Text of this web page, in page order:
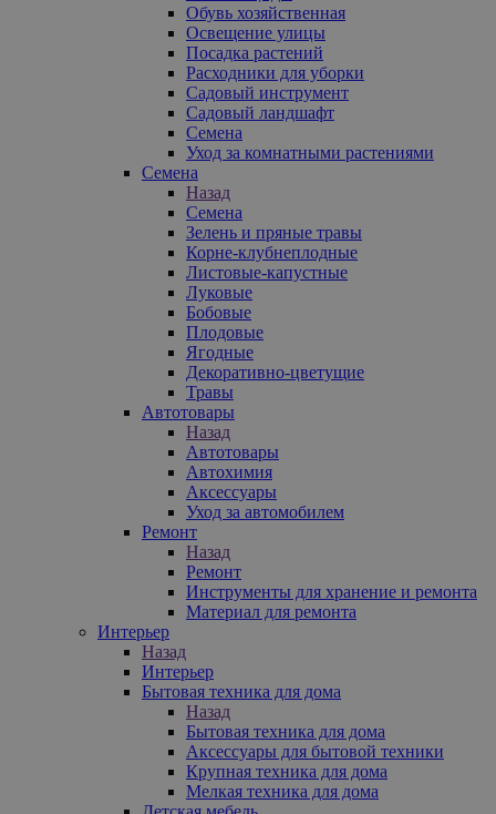
Обувь хозяйственная
Освещение улицы
Посадка растений
Расходники для уборки
Садовый инструмент
Садовый ландшафт
Семена
Уход за комнатными растениями
Семена
Назад
Семена
Зелень и пряные травы
Корне-клубнеплодные
Листовые-капустные
Луковые
Бобовые
Плодовые
Ягодные
Декоративно-цветущие
Травы
Автотовары
Назад
Автотовары
Автохимия
Аксессуары
Уход за автомобилем
Ремонт
Назад
Ремонт
Инструменты для хранение и ремонта
Материал для ремонта
Интерьер
Назад
Интерьер
Бытовая техника для дома
Назад
Бытовая техника для дома
Аксессуары для бытовой техники
Крупная техника для дома
Мелкая техника для дома